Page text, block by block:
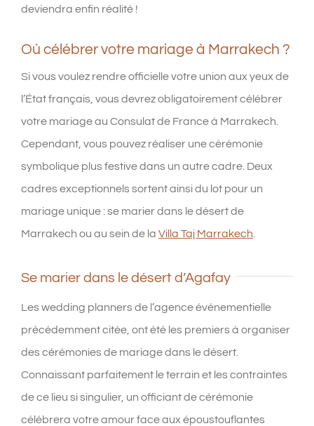
deviendra enfin réalité !
Où célébrer votre mariage à Marrakech ?
Si vous voulez rendre officielle votre union aux yeux de
l’État français, vous devrez obligatoirement célébrer
votre mariage au Consulat de France à Marrakech.
Cependant, vous pouvez réaliser une cérémonie
symbolique plus festive dans un autre cadre. Deux
cadres exceptionnels sortent ainsi du lot pour un
mariage unique : se marier dans le désert de
Marrakech ou au sein de la Villa Taj Marrakech
Se marier dans le désert d’Agafay
Les wedding planners de l’agence événementielle
précédemment citée, ont été les premiers à organiser
des cérémonies de mariage dans le désert.
Connaissant parfaitement le terrain et les contraintes
de ce lieu si singulier, un officiant de cérémonie
célébrera votre amour face aux époustouflantes